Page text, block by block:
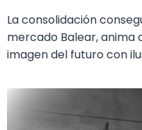
La consolidación
mercado Balear, anima
imagen del futuro con